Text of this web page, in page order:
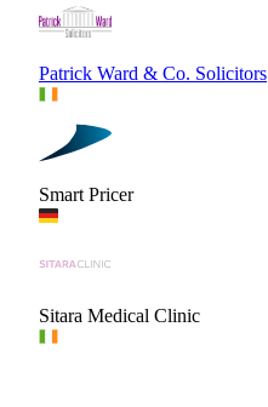
Patrick Ward & Co. Solicitors
Smart Pricer
Sitara Medical Clinic